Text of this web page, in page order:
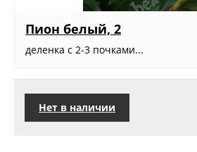
Пион белый, 2
деленка с 2-3 почками...
Нет в наличии